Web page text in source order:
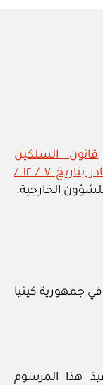
قانون السلكين
الدبلوماسي والقنصلي رقم ٥٠ / ٧٤، الصادر بتاريخ ٧ / ١٢ /
الخارجية.
جمهورية كينيا
هذا المرسوم